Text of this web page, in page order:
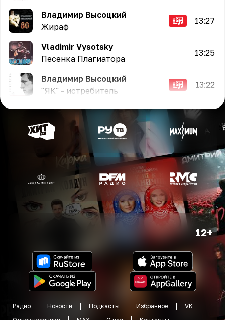
Владимир Высоцкий
Жираф
13:27
Vladimir Vysotsky
Песенка Плагиатора
13:25
Владимир Высоцкий
"ЯК" - истребитель
13:22
12+
Радио Новости Подкасты Избранное
VK